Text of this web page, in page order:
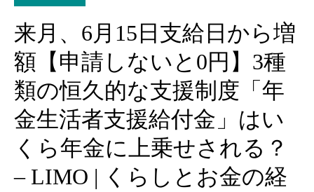
来月、6月15日支給日から増
額【申請しないと0円】3種
類の恒久的な支援制度「年
金生活者支援給付金」はい
くら年金に上乗せされる？
– LIMO | くらしとお金の経